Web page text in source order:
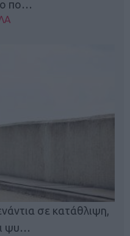
πο…
σε κατάθλιψη,
ψυ…